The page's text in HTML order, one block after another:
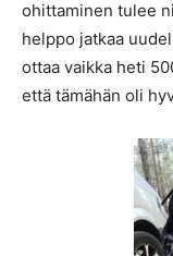
ohittaminen tulee
helppo jatkaa
ottaa vaikka heti
että tämähän oli